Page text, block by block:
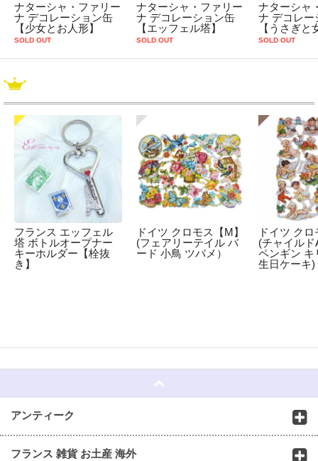
ナターシャ・ファリー
ナ デコレーション缶
【少女とお人形】
SOLD OUT
ナターシャ・ファリー
ナ デコレーション缶
【エッフェル塔】
SOLD OUT
ナターシャ
ナ デコレー
【うさぎと
SOLD OUT
フランス エッフェル
塔 ボトルオープナー
キーホルダー【栓抜
き】
ドイツ クロモス【M】
(フェアリーテイル バ
ード 小鳥 ツバメ）
ドイツ ク
(チャイルド
ペンギン キ
生日ケーキ)
アンティーク
フランス 雑貨 お土産 海外